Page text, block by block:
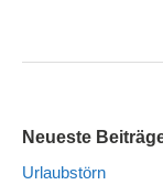
Neueste
Urlaubstörn